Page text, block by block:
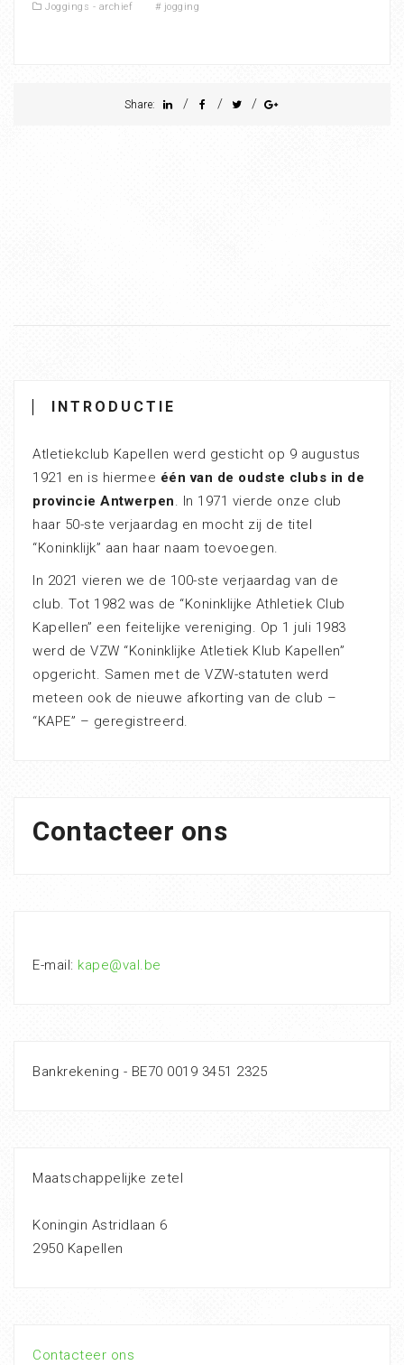
Joggings - archief # jogging
Share: / / /
INTRODUCTIE
Atletiekclub Kapellen werd gesticht op 9 augustus
1921 en is hiermee één van de oudste clubs in de
provincie Antwerpen. In 1971 vierde onze club
haar 50-ste verjaardag en mocht zij de titel
“Koninklijk” aan haar naam toevoegen.
In 2021 vieren we de 100-ste verjaardag van de
club. Tot 1982 was de “Koninklijke Athletiek Club
Kapellen” een feitelijke vereniging. Op 1 juli 1983
werd de VZW “Koninklijke Atletiek Klub Kapellen”
opgericht. Samen met de VZW-statuten werd
meteen ook de nieuwe afkorting van de club –
“KAPE” – geregistreerd.
Contacteer ons
E-mail: kape@val.be
Bankrekening - BE70 0019 3451 2325
Maatschappelijke zetel
Koningin Astridlaan 6
2950 Kapellen
Contacteer ons